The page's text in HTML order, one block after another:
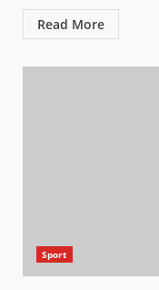
Read More
Sport